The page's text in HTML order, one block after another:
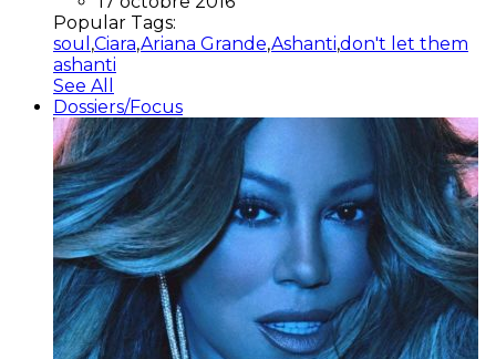
Popular Tags:
soul ,Ciara,Ariana Grande,Ashanti,don't let them
ashanti
See All
Dossiers/Focus